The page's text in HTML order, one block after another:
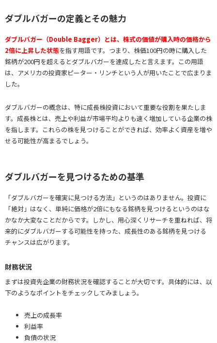
ダブルバガーの定義とその魅力
ダブルバガー（Double Bagger）とは、株式の価値が購入時の価格から
2倍に上昇した状態を指す用語です。つまり、株価100円の時に購入した
銘柄が200円を超えるとダブルバガーを達成したと言えます。この用語
は、アメリカの投資家ピーター・リンチという人が用いたことで広まりま
した。
ダブルバガーの概念は、特に成長株投資において重要な役割を果たしま
す。成長株とは、売上や利益が市場平均よりも速く増加している企業の株
を指します。これらの株を見つけることができれば、効率よく資産を増や
せる可能性が高まるでしょう。
ダブルバガーを見つけるための基準
「ダブルバガーを確実に見つける方法」というのはありません。投資に
「絶対」はなく、単純に価格が2倍にもなる銘柄を見つけるというのはな
かなか大変なことだからです。しかし、用心深くリサーチを重ねれば、将
来的にダブルバガーする可能性を持った、成長性のある銘柄を見つける
チャンスは広がります。
財務状況
まずは投資先企業の財務状況を確認することが大切です。具体的には、以
下のようなポイントをチェックしてみましょう。
売上の成長率
利益率
負債の状況